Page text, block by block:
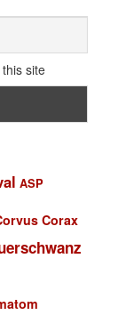
site
ASP
Corax